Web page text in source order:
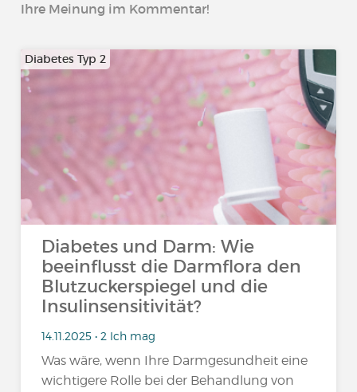
Ihre Meinung im Kommentar!
Diabetes Typ 2
Diabetes und Darm: Wie
beeinflusst die Darmflora den
Blutzuckerspiegel und die
Insulinsensitivität?
14.11.2025 • 2 Ich mag
Was wäre, wenn Ihre Darmgesundheit eine
wichtigere Rolle bei der Behandlung von